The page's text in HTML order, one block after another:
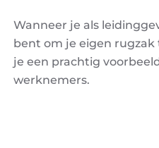
Wanneer je als
bent om je eigen rugzak
je een prachtig
werknemers.